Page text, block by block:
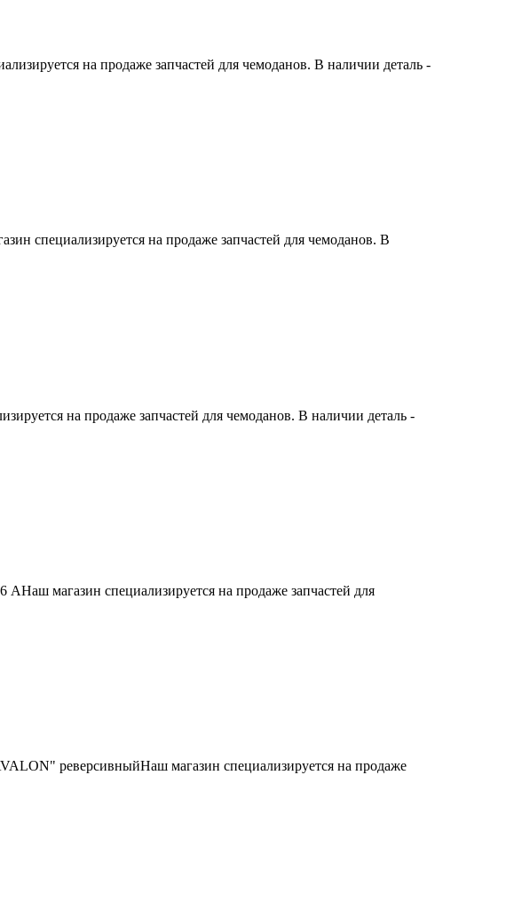
на продаже запчастей для чемоданов. В наличии деталь -
специализируется на продаже запчастей для чемоданов. В
на продаже запчастей для чемоданов. В наличии деталь -
магазин специализируется на продаже запчастей для
реверсивныйНаш магазин специализируется на продаже